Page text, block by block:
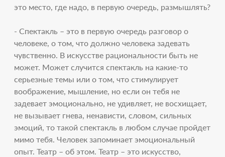
это место, где надо, в первую очередь, размышлять?
- Спектакль – это в первую очередь разговор о
человеке, о том, что должно человека задевать
чувственно. В искусстве рациональности быть не
может. Может случится спектакль на какие-то
серьезные темы или о том, что стимулирует
воображение, мышление, но если он тебя не
задевает эмоционально, не удивляет, не восхищает,
не вызывает гнева, ненависти, словом, сильных
эмоций, то такой спектакль в любом случае пройдет
мимо тебя. Человек запоминает эмоциональный
опыт. Театр – об этом. Театр – это искусство,